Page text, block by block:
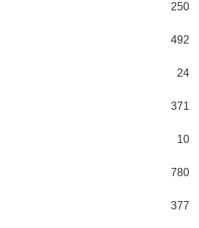
250
492
24
371
10
780
377